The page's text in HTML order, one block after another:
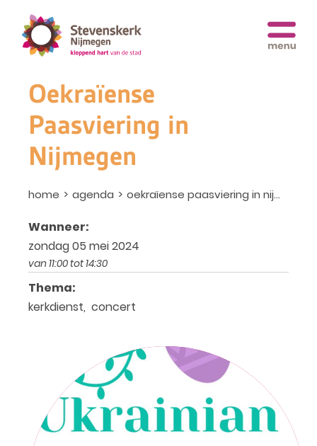
Oekraïense
Paasviering in
Nijmegen
home agenda oekraïense paasviering in nijmegen
Wanneer:
zondag 05 mei 2024
van 11:00 tot 14:30
Thema:
kerkdienst, concert